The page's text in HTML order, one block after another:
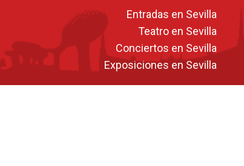
Entradas en Sevilla
Teatro en Sevilla
Conciertos en Sevilla
Exposiciones en Sevilla